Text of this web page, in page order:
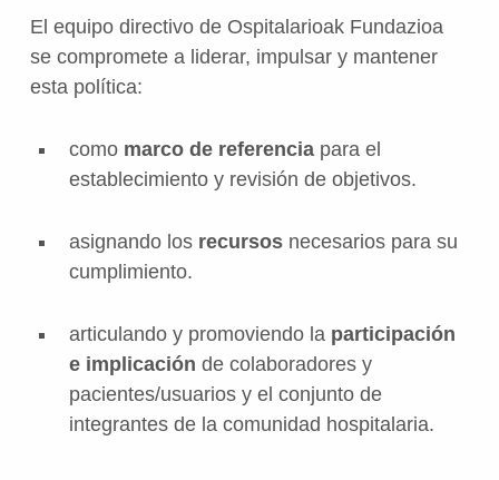
El equipo directivo de Ospitalarioak Fundazioa
se compromete a liderar, impulsar y mantener
esta política:
como marco de referenciapara el
establecimiento y revisión de objetivos.
asignando los recursosnecesarios para su
cumplimiento.
articulando y promoviendo la participación
e implicación de colaboradores y
pacientes/usuarios y el conjunto de
integrantes de la comunidad hospitalaria.